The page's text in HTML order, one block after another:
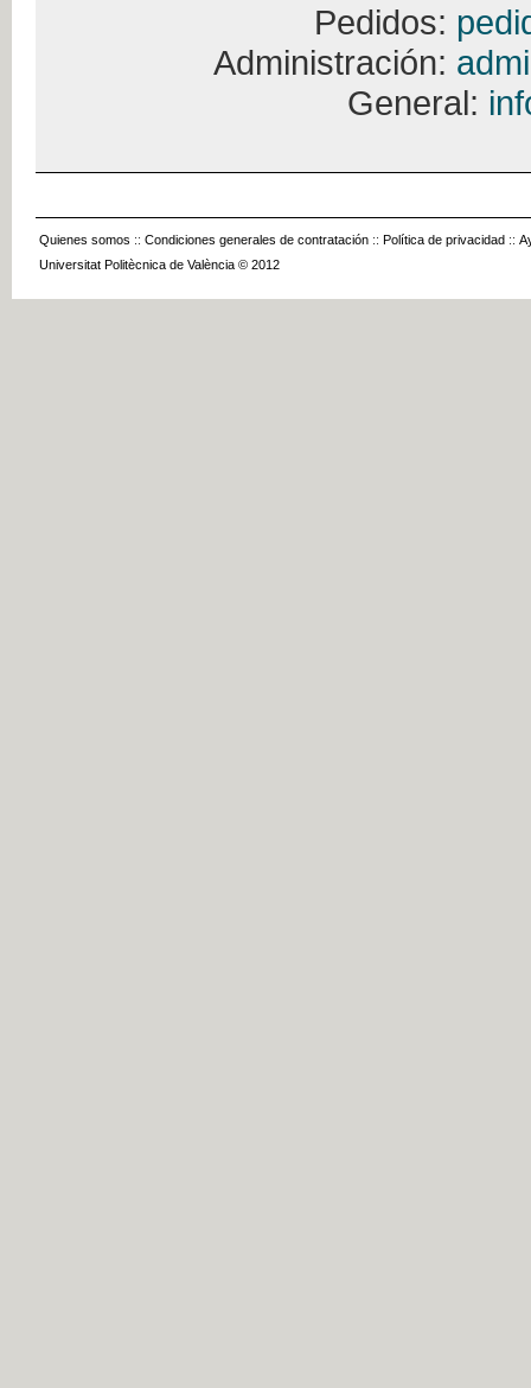
Pedidos:
Administración:
General:
Quienes somos :: Condiciones generales de contratación :: Política de privacidad ::
Universitat Politècnica de València © 2012